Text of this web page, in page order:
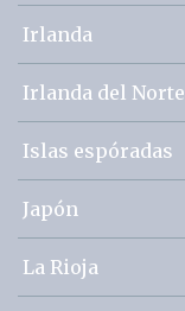
Irlanda
Irlanda del Norte
Islas espóradas
Japón
La Rioja